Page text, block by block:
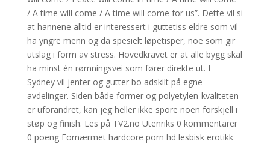
/ A time will come / A time will come for us”. Dette vil si
at hannene alltid er interessert i guttetiss eldre som vil
ha yngre menn og da spesielt løpetisper, noe som gir
utslag i form av stress. Hovedkravet er at alle bygg skal
ha minst én rømningsvei som fører direkte ut. I
Sydney vil jenter og gutter bo adskilt på egne
avdelinger. Siden både former og polyetylen-kvaliteten
er uforandret, kan jeg heller ikke spore noen forskjell i
støp og finish. Les på TV2.no Utenriks 0 kommentarer
0 poeng Fornærmet hardcore porn hd lesbisk erotikk